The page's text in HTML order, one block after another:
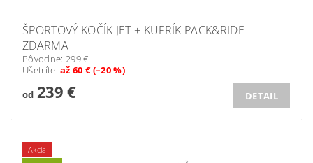
ŠPORTOVÝ KOČÍK JET + KUFRÍK PACK&RIDE
ZDARMA
Pôvodne: 299 €
Ušetríte:až 60 € (–20 %)
od239 € DETAIL
Akcia